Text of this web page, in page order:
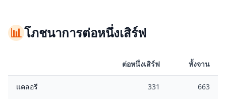
📊โภชนาการต่อหนึ่งเสิร์ฟ
ต่อหนึ่งเสิร์ฟ ทั้งจาน
แคลอรี 331 663